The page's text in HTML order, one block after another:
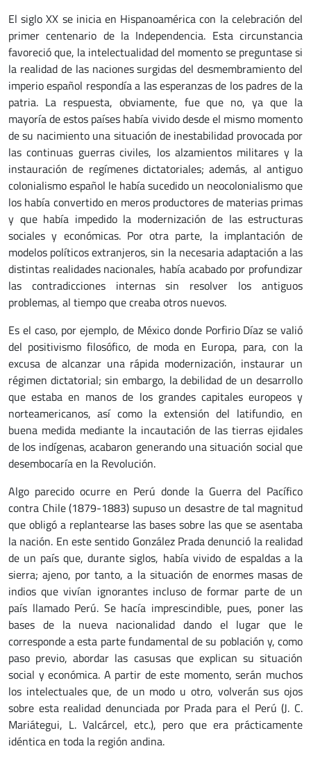
El siglo XX se inicia en Hispanoamérica con la celebración del
primer centenario de la Independencia. Esta circunstancia
favoreció que, la intelectualidad del momento se preguntase si
la realidad de las naciones surgidas del desmembramiento del
imperio español respondía a las esperanzas de los padres de la
patria. La respuesta, obviamente, fue que no, ya que la
mayoría de estos países había vivido desde el mismo momento
de su nacimiento una situación de inestabilidad provocada por
las continuas guerras civiles, los alzamientos militares y la
instauración de regímenes dictatoriales; además, al antiguo
colonialismo español le había sucedido un neocolonialismo que
los había convertido en meros productores de materias primas
y que había impedido la modernización de las estructuras
sociales y económicas. Por otra parte, la implantación de
modelos políticos extranjeros, sin la necesaria adaptación a las
distintas realidades nacionales, había acabado por profundizar
las contradicciones internas sin resolver los antiguos
problemas, al tiempo que creaba otros nuevos.
Es el caso, por ejemplo, de México donde Porfirio Díaz se valió
del positivismo filosófico, de moda en Europa, para, con la
excusa de alcanzar una rápida modernización, instaurar un
régimen dictatorial; sin embargo, la debilidad de un desarrollo
que estaba en manos de los grandes capitales europeos y
norteamericanos, así como la extensión del latifundio, en
buena medida mediante la incautación de las tierras ejidales
de los indígenas, acabaron generando una situación social que
desembocaría en la Revolución.
Algo parecido ocurre en Perú donde la Guerra del Pacífico
contra Chile (1879-1883) supuso un desastre de tal magnitud
que obligó a replantearse las bases sobre las que se asentaba
la nación. En este sentido González Prada denunció la realidad
de un país que, durante siglos, había vivido de espaldas a la
sierra; ajeno, por tanto, a la situación de enormes masas de
indios que vivían ignorantes incluso de formar parte de un
país llamado Perú. Se hacía imprescindible, pues, poner las
bases de la nueva nacionalidad dando el lugar que le
corresponde a esta parte fundamental de su población y, como
paso previo, abordar las casusas que explican su situación
social y económica. A partir de este momento, serán muchos
los intelectuales que, de un modo u otro, volverán sus ojos
sobre esta realidad denunciada por Prada para el Perú (J. C.
Mariátegui, L. Valcárcel, etc.), pero que era prácticamente
idéntica en toda la región andina.